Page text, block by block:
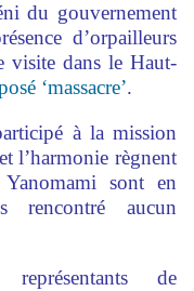
du gouvernement
d’orpailleurs
visite dans le Haut-
‘massacre’.
à la mission
l’harmonie règnent
sont en
rencontré aucun
de